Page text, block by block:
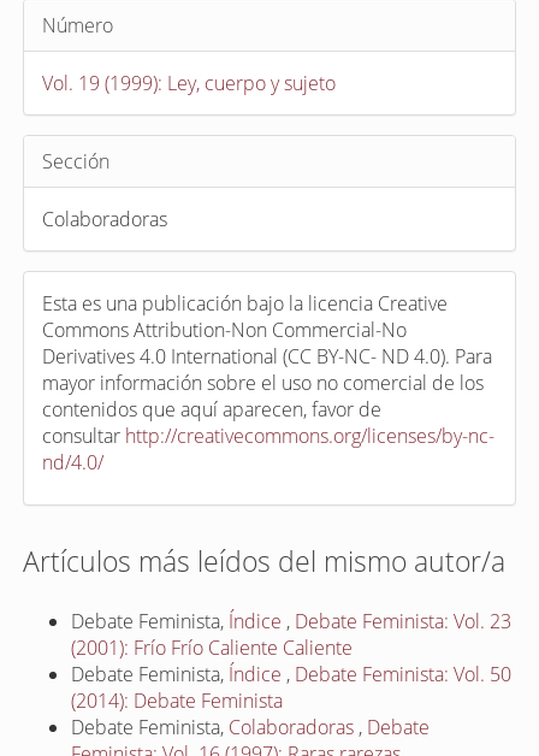
Número
Vol. 19 (1999): Ley, cuerpo y sujeto
Sección
Colaboradoras
Esta es una publicación bajo la licencia Creative
Commons Attribution-Non Commercial-No
Derivatives 4.0 International (CC BY-NC- ND 4.0). Para
mayor información sobre el uso no comercial de los
contenidos que aquí aparecen, favor de
consultar http://creativecommons.org/licenses/by-nc-
nd/4.0/
Artículos más leídos del mismo autor/a
Debate Feminista, Índice , Debate Feminista: Vol. 23
(2001): Frío Frío Caliente Caliente
Debate Feminista, Índice , Debate Feminista: Vol. 50
(2014): Debate Feminista
Debate Feminista, Colaboradoras , Debate